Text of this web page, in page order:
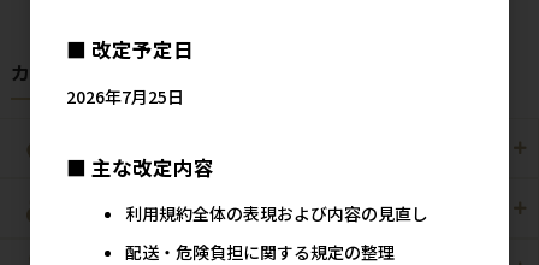
カテゴリから探す
ペット住関連用品
■ 改定予定日
2026年7月25日
■ 主な改定内容
利用規約全体の表現および内容の見直し
配送・危険負担に関する規定の整理